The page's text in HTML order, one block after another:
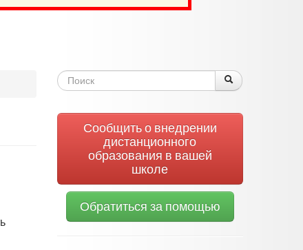
Форма
Поиск
Сообщить о внедрении
дистанционного
образования в вашей
школе
Обратиться за помощью